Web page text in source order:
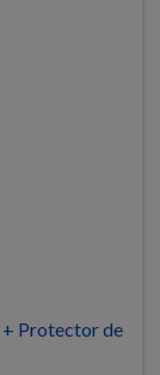
Protector de